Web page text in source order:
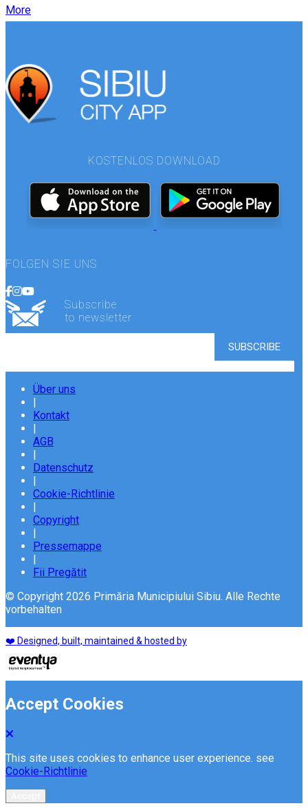
More
KOSTENLOS DOWNLOAD
FOLGEN SIE UNS
Subscribe
to newsletter
Über uns
Kontakt
AGB
Datenschutz
Cookie-Richtlinie
Copyright
Pressemappe
Fii Pregătit
© Copyright 2026 Primăria Municipiului Sibiu. Alle Rechte
vorbehalten
❤️ Designed, built, maintained & hosted by
Accept Cookies
This site uses cookies to enhance user experience. see
Cookie-Richtlinie